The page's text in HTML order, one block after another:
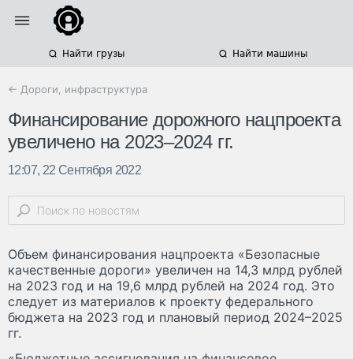
Найти грузы Найти машины
← Дороги, инфраструктура
Финансирование дорожного нацпроекта
увеличено на 2023–2024 гг.
12:07, 22 Сентября 2022
Объем финансирования нацпроекта «Безопасные
качественные дороги» увеличен на 14,3 млрд рублей
на 2023 год и на 19,6 млрд рублей на 2024 год. Это
следует из материалов к проекту федерального
бюджета на 2023 год и плановый период 2024–2025
гг.